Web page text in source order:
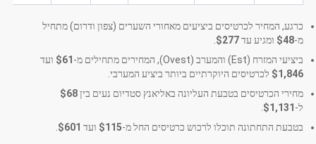
כרגע, המחיר לכרטיסים ביציעים מאחורי השערים (צפון ודרום) מתחיל
מ-$48 ומגיע עד$277
ביציעי המזרח (Est) והמערב (Ovest), המחירים מתחילים מ-
$61 ועד
$1,846 לכרטיסים היוקרתיים ביותר ביציע המערבי.
מחירי הכרטיסים בטבעת העליונה באליאנץ סטדיום נעים בין$68
ל- $1,131
בטבעת התחתונה תוכלו לרכוש כרטיסים החל מ-$115 ועד $601